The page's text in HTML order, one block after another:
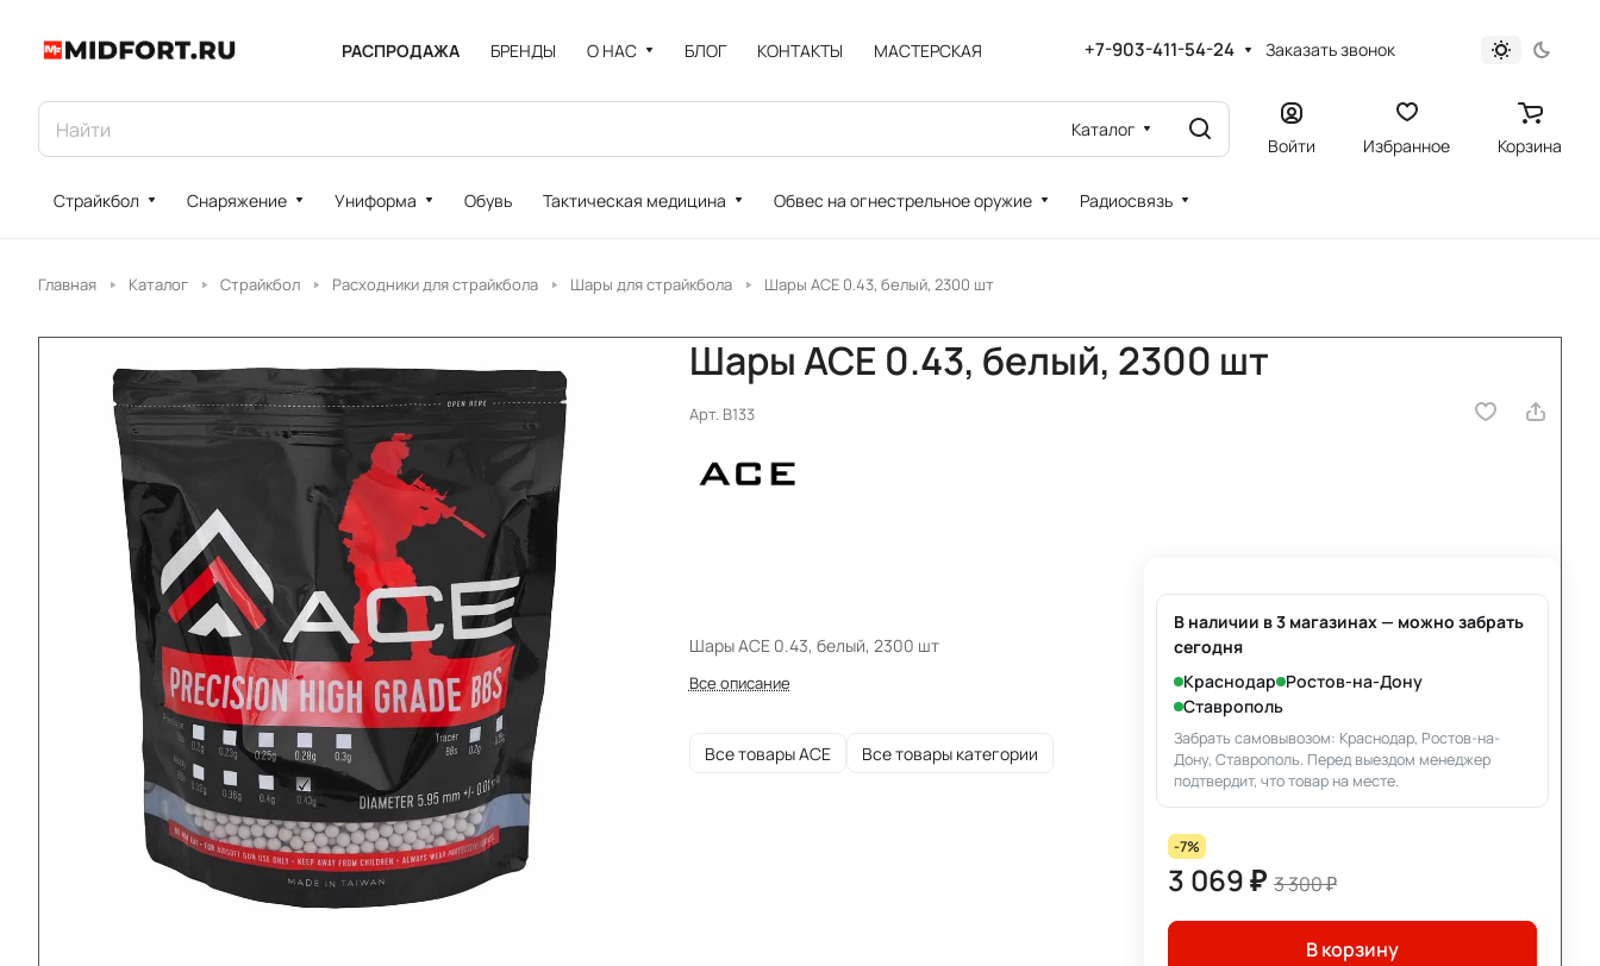
РАСПРОДАЖА БРЕНДЫ О НАС БЛОГ КОНТАКТЫ МАСТЕРСКАЯ +7-903-411-54-24 Заказать звонок
Каталог
Войти Избранное Корзина
Страйкбол Снаряжение Униформа Обувь Тактическая медицина Обвес на огнестрельное оружие Радиосвязь
Главная Каталог Страйкбол Расходники для страйкбола Шары для страйкбола Шары ACE 0.43, белый, 2300 шт
Шары ACE 0.43, белый, 2300 шт
Арт. B133
Шары ACE 0.43, белый, 2300 шт
Все описание
Все товары ACE Все товары категории
В наличии в 3 магазинах — можно забрать
сегодня
Краснодар Ростов-на-Дону
Ставрополь
Забрать самовывозом: Краснодар, Ростов-на-
Дону, Ставрополь. Перед выездом менеджер
подтвердит, что товар на месте.
-7%
3 069 ₽ 3 300 ₽
В корзину